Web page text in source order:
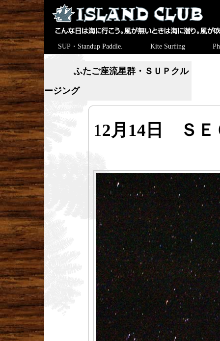
SUP・Standup Paddle. Kite Surfing
ふたご座流星群・ＳＵＰクル
ージング
12月14日 Ｓ